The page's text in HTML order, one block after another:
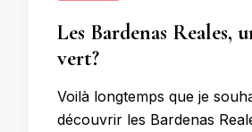
Les Bardenas Reales,
vert?
Voilà longtemps que je
découvrir les Bardenas